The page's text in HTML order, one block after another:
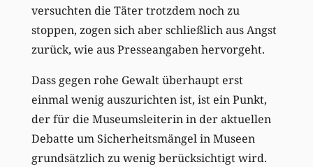
versuchten die Täter trotzdem noch zu
stoppen, zogen sich aber schließlich aus Angst
zurück, wie aus Presseangaben hervorgeht.
Dass gegen rohe Gewalt überhaupt erst
einmal wenig auszurichten ist, ist ein Punkt,
der für die Museumsleiterin in der aktuellen
Debatte um Sicherheitsmängel in Museen
grundsätzlich zu wenig berücksichtigt wird.